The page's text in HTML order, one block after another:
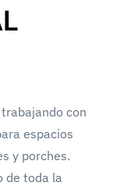
con
espacios
y porches.
de toda la